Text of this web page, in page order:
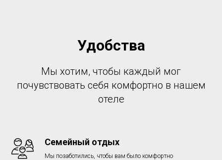
Удобства
Мы хотим, чтобы каждый мог
почувствовать себя комфортно в нашем
отеле
Семейный отдых
Мы позаботились, чтобы вам было комфортно